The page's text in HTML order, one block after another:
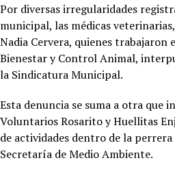
Por diversas irregularidades
municipal, las médicas
Nadia Cervera, quienes trabajaron
Bienestar y Control Animal,
la Sindicatura Municipal.
Esta denuncia se suma a otra que
Voluntarios Rosarito y Huellitas
de actividades dentro de la
Secretaría de Medio Ambiente.